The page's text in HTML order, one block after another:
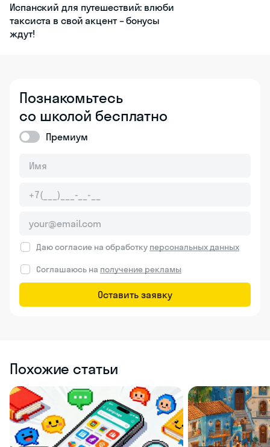
Испанский для путешествий: влюби
таксиста в свой акцент – бонусы
ждут!
Познакомьтесь
со школой бесплатно
Премиум
Даю согласие на обработку персональных данных
Соглашаюсь на получение рекламы
Оставить заявку
Похожие статьи